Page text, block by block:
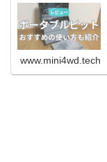
www.mini4wd.tech